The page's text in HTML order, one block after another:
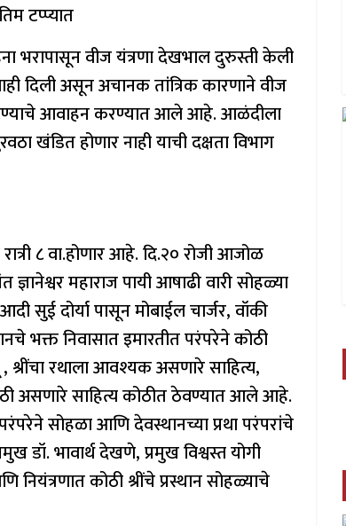
टप्प्यात
भरापासून वीज यंत्रणा देखभाल दुरुस्ती केली
दिली असून अचानक तांत्रिक कारणाने वीज
आवाहन करण्यात आले आहे. आळंदीला
खंडित होणार नाही याची दक्षता विभाग
८ वा.होणार आहे. दि.२० रोजी आजोळ
महाराज पायी आषाढी वारी सोहळ्या
सुई दोर्या पासून मोबाईल चार्जर, वॉकी
भक्त निवासात इमारतीत परंपरेने कोठी
रथाला आवश्यक असणारे साहित्य,
असणारे साहित्य कोठीत ठेवण्यात आले आहे.
सोहळा आणि देवस्थानच्या प्रथा परंपरांचे
डॉ. भावार्थ देखणे, प्रमुख विश्वस्त योगी
कोठी श्रींचे प्रस्थान सोहळ्याचे